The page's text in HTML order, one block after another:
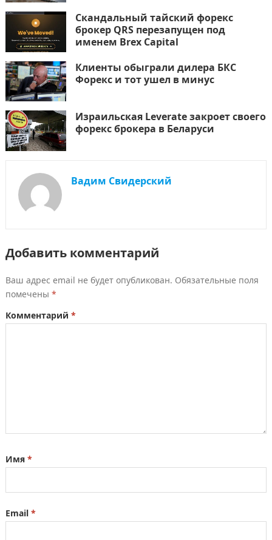
Скандальный тайский форекс
брокер QRS перезапущен под
именем Brex Capital
Клиенты обыграли дилера БКС
Форекс и тот ушел в минус
Израильская Leverate закроет своего
форекс брокера в Беларуси
Вадим Свидерский
Добавить комментарий
Ваш адрес email не будет опубликован. Обязательные поля
помечены *
Комментарий *
Имя *
Email *